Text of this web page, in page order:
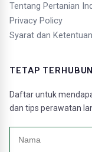
Tentang Pertanian
Privacy Policy
Syarat dan Ketentuan
TETAP
Daftar untuk
dan tips perawatan